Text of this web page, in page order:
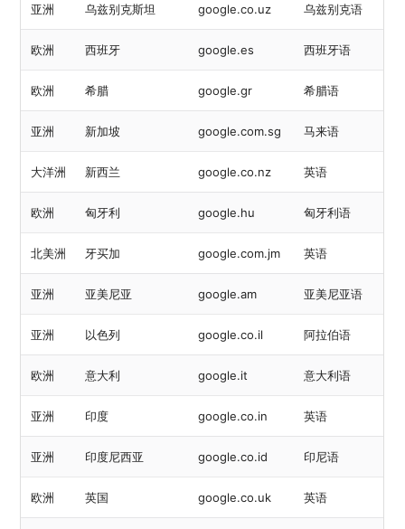
亚洲 乌兹别克斯坦 google.co.uz 乌兹别克语
欧洲 西班牙 google.es 西班牙语
欧洲 希腊 google.gr 希腊语
亚洲 新加坡 google.com.sg 马来语
大洋洲 新西兰 google.co.nz 英语
欧洲 匈牙利 google.hu 匈牙利语
北美洲 牙买加 google.com.jm 英语
亚洲 亚美尼亚 google.am 亚美尼亚语
亚洲 以色列 google.co.il 阿拉伯语
欧洲 意大利 google.it 意大利语
亚洲 印度 google.co.in 英语
亚洲 印度尼西亚 google.co.id 印尼语
欧洲 英国 google.co.uk 英语